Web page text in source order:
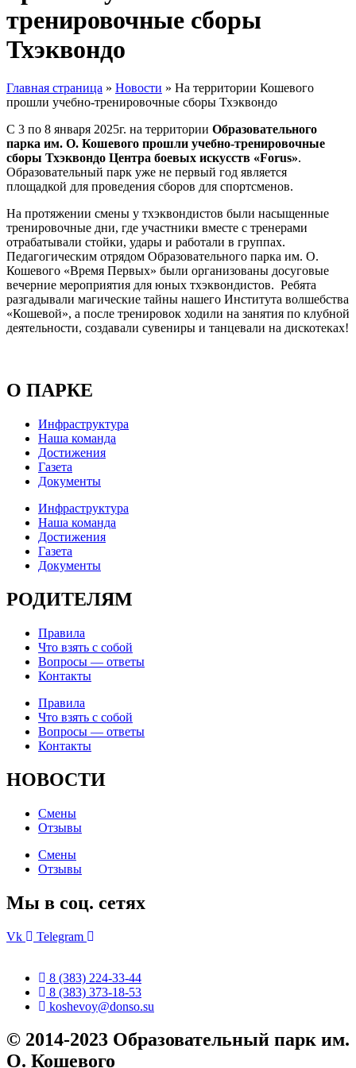
тренировочные сборы
Тхэквондо
Главная страница » Новости » На территории Кошевого
прошли учебно-тренировочные сборы Тхэквондо
С 3 по 8 января 2025г. на территории Образовательного
парка им. О. Кошевого прошли учебно-тренировочные
сборы Тхэквондо Центра боевых искусств «Forus».
Образовательный парк уже не первый год является
площадкой для проведения сборов для спортсменов.
На протяжении смены у тхэквондистов были насыщенные
тренировочные дни, где участники вместе с тренерами
отрабатывали стойки, удары и работали в группах.
Педагогическим отрядом Образовательного парка им. О.
Кошевого «Время Первых» были организованы досуговые
вечерние мероприятия для юных тхэквондистов. Ребята
разгадывали магические тайны нашего Института волшебства
«Кошевой», а после тренировок ходили на занятия по клубной
деятельности, создавали сувениры и танцевали на дискотеках!
О ПАРКЕ
Инфраструктура
Наша команда
Достижения
Газета
Документы
Инфраструктура
Наша команда
Достижения
Газета
Документы
РОДИТЕЛЯМ
Правила
Что взять с собой
Вопросы — ответы
Контакты
Правила
Что взять с собой
Вопросы — ответы
Контакты
НОВОСТИ
Смены
Отзывы
Смены
Отзывы
Мы в соц. сетях
Vk Telegram
8 (383) 224-33-44
8 (383) 373-18-53
koshevoy@donso.su
© 2014-2023 Образовательный парк им.
О. Кошевого